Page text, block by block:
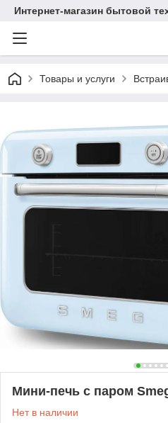
Интернет-магазин бытовой
Товары и услуги
Мини-печь с паром
Нет в наличии